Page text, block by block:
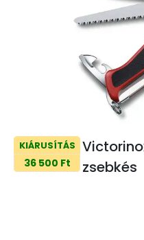
KIÁRUSÍTÁS
36 500 Ft
zsebkés